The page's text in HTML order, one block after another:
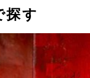
探す